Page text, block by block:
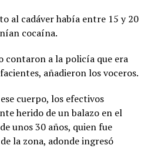
al cadáver había entre 15 y 20
cocaína.
contaron a la policía que era
añadieron los voceros.
cuerpo, los efectivos
herido de un balazo en el
unos 30 años, quien fue
la zona, adonde ingresó